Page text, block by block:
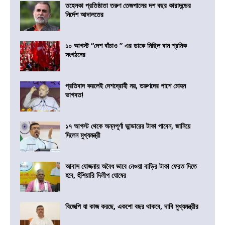
তহেলকা প্রতিষ্ঠাতা তরুণ তেজপালের দশ বছর কারাদন্ডের
নির্দেশ আদালতের
১০ আগস্ট “দেশ বাঁচাও ” এর ডাকে মিছিল বাম শ্রমিক
সংগঠনের
প্রতিবাদ করলেই দেশদ্রোহী নয়, তরুণদের পাশে মোহন
ভাগবত!
১৭ আগস্ট থেকে অন্নপূর্ণা ভান্ডারের টাকা পাবেন, জানিয়ে
দিলেন মুখ্যমন্ত্রী
আবাস যোজনায় অবৈধ ভাবে নেওয়া বাড়ির টাকা ফেরত দিতে
হবে, হুঁশিয়ারি দিলীপ ঘোষের
বিজেপি যা কাজ করছে, একশো বছর থাকবে, দাবি মুখ্যমন্ত্রীর